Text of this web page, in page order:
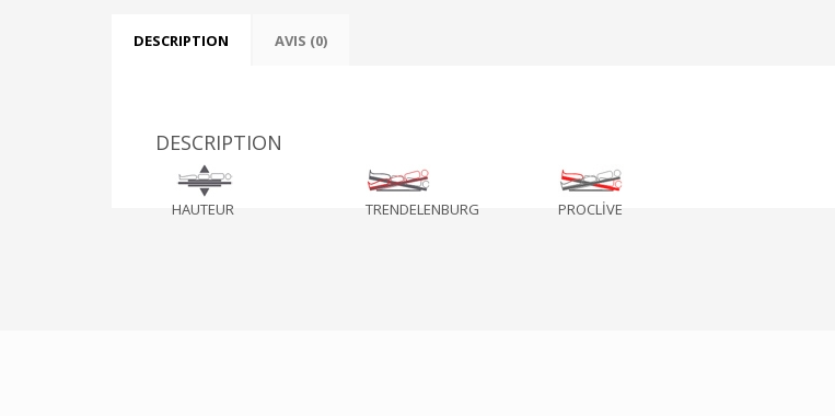
DESCRIPTION AVIS (0)
DESCRIPTION
HAUTEUR TRENDELENBURG PROCLİVE